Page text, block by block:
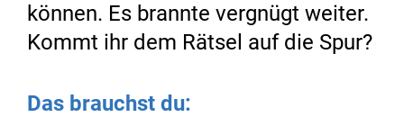
können. Es brannte vergnügt weiter.
Kommt ihr dem Rätsel auf die Spur?
Das brauchst du: